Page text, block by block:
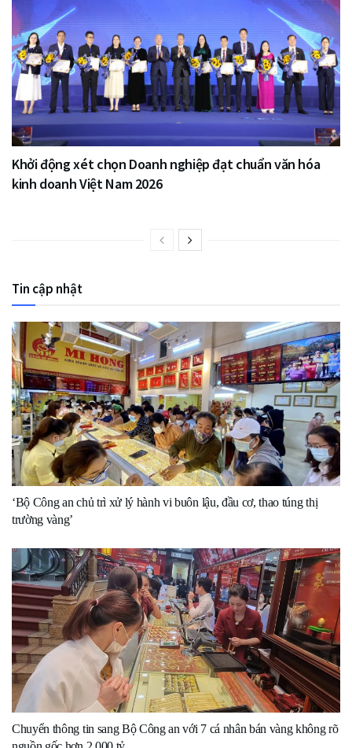
Khởi động xét chọn Doanh nghiệp đạt chuẩn văn hóa
kinh doanh Việt Nam 2026
Tin cập nhật
‘Bộ Công an chủ trì xử lý hành vi buôn lậu, đầu cơ, thao túng thị
trường vàng’
Chuyển thông tin sang Bộ Công an với 7 cá nhân bán vàng không rõ